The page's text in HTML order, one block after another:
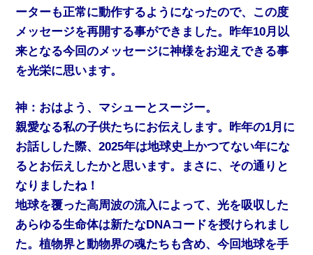
ーターも正常に動作するようになったので、この度
メッセージを再開する事ができました。昨年10月以
来となる今回のメッセージに神様をお迎えできる事
を光栄に思います。
神：おはよう、マシューとスージー。
親愛なる私の子供たちにお伝えします。昨年の1月に
お話しした際、2025年は地球史上かつてない年にな
るとお伝えしたかと思います。まさに、その通りと
なりましたね！
地球を覆った高周波の流入によって、光を吸収した
あらゆる生命体は新たなDNAコードを授けられまし
た。植物界と動物界の魂たちも含め、今回地球を手